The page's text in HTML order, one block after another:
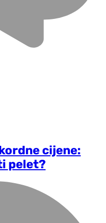
cijene:
pelet?